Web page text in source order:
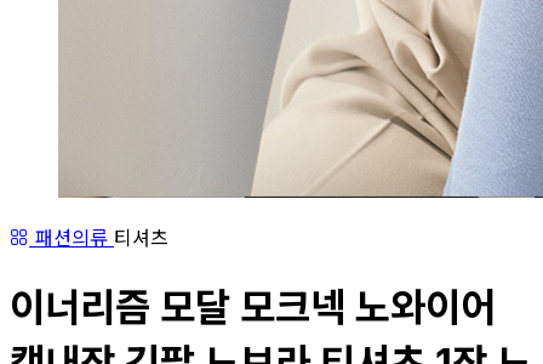
패션의류 티셔츠
이너리즘 모달 모크넥 노와이어